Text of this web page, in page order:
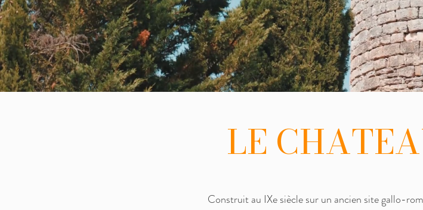
LE
Construit au IXe siècle sur un ancien site gallo-